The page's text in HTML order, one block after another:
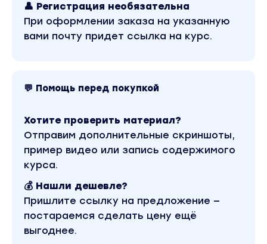
(регистрация, ставка, авансовые платежи,
плюсы и минусы, ИП на НПД)
• самозанятость: платежи > учет > налоги
6. Продвижение
форма)
• содержание (экспертный, ситуативный,
эмоциональный и продающий контент)
• форма (визуал и сторителлинг)
• тренды и антитренды в соц. сетях
• реклама (таргет, блогеры, бесплатные
продукты)
• Instagram, TikTok, YouTube, Pinterest
👤 Регистрация необязательна
При оформлении заказа на указанную
вами почту придет ссылка на курс.
💬 Помощь перед покупкой
Хотите проверить материал?
Отправим дополнительные скриншоты,
пример видео или запись содержимого
курса.
💰 Нашли дешевле?
Пришлите ссылку на предложение —
постараемся сделать цену ещё
выгоднее.